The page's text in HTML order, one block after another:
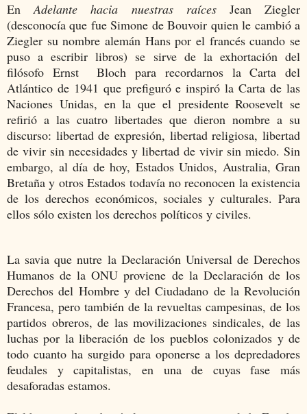
EnAdelante hacia nuestras raícesJean Ziegler
(desconocía que fue Simone de Bouvoir quien le cambió a
Ziegler su nombre alemán Hans por el francés cuando se
puso a escribir libros) se sirve de la exhortación del
filósofo Ernst Bloch para recordarnos la Carta del
Atlántico de 1941 que prefiguró e inspiró la Carta de las
Naciones Unidas, en la que el presidente Roosevelt se
refirió a las cuatro libertades que dieron nombre a su
discurso: libertad de expresión, libertad religiosa, libertad
de vivir sin necesidades y libertad de vivir sin miedo. Sin
embargo, al día de hoy, Estados Unidos, Australia, Gran
Bretaña y otros Estados todavía no reconocen la existencia
de los derechos económicos, sociales y culturales. Para
ellos sólo existen los derechos políticos y civiles.
La savia que nutre la Declaración Universal de Derechos
Humanos de la ONU proviene de la Declaración de los
Derechos del Hombre y del Ciudadano de la Revolución
Francesa, pero también de la revueltas campesinas, de los
partidos obreros, de las movilizaciones sindicales, de las
luchas por la liberación de los pueblos colonizados y de
todo cuanto ha surgido para oponerse a los depredadores
feudales y capitalistas, en una de cuyas fase más
desaforadas estamos.